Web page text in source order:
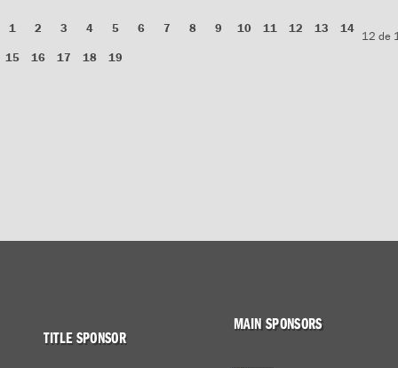
12 de
1 2 3 4 5 6 7 8 9 10 11 12 13
14
15
16 17 18 19
TITLE SPONSOR
MAIN SPONSORS